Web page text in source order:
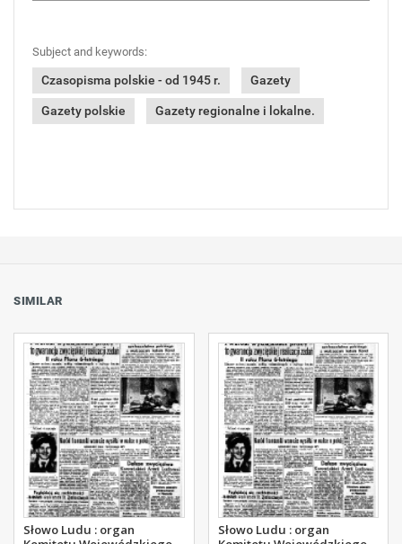
Subject and keywords:
Czasopisma polskie - od 1945 r. Gazety
Gazety polskie Gazety regionalne i lokalne.
SIMILAR
Słowo Ludu : organ
Słowo Ludu : organ